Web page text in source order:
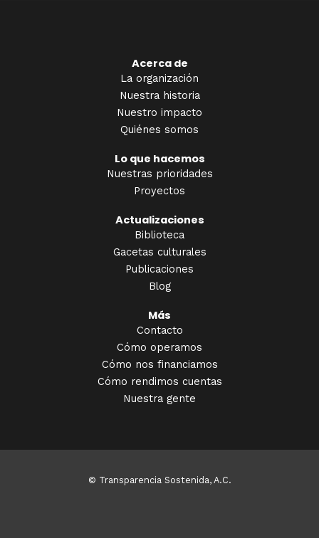
Acerca de
La organización
Nuestra historia
Nuestro impacto
Quiénes somos
Lo que hacemos
Nuestras prioridades
Proyectos
Actualizaciones
Biblioteca
Gacetas culturales
Publicaciones
Blog
Más
Contacto
Cómo operamos
Cómo nos financiamos
Cómo rendimos cuentas
Nuestra gente
© Transparencia Sostenida, A.C.